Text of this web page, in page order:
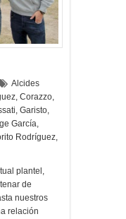
Alcides
, Corazzo,
, Garisto,
García,
Rodríguez,
plantel,
de
nuestros
relación